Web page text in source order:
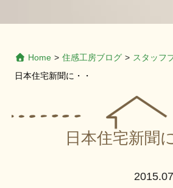
Home > 住感工房ブログ > スタッフ
日本住宅新聞に・・
日本住宅新聞